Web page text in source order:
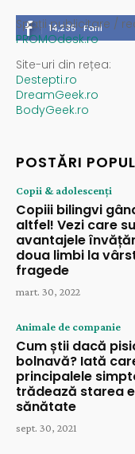
14,235 Fani
Spații publicitare /
PROMOdesk.ro
Site-uri din rețea:
Destepti.ro
DreamGeek.ro
BodyGeek.ro
POSTĂRI
Copii & adolescenți
Copiii bilingvi
altfel! Vezi care
avantajele
doua limbi la
fragede
mart. 30, 2022
Animale de companie
Cum știi dacă
bolnavă? Iată
principalele
trădează starea
sănătate
sept. 30, 2021